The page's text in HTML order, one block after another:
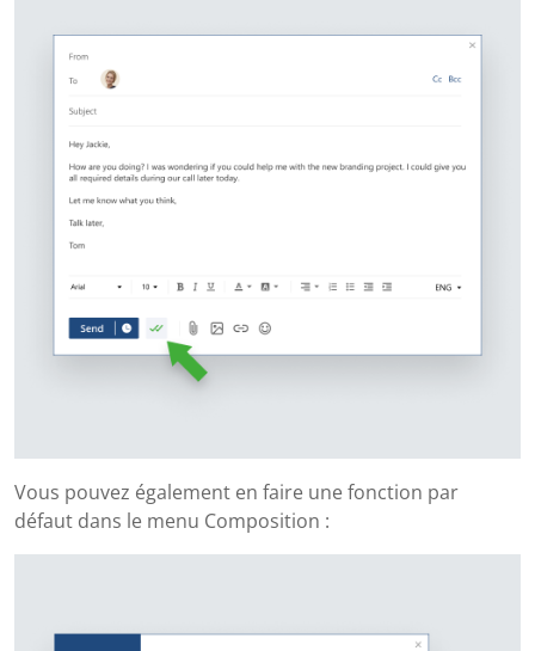
Vous pouvez également en faire une fonction par
défaut dans le menu Composition :